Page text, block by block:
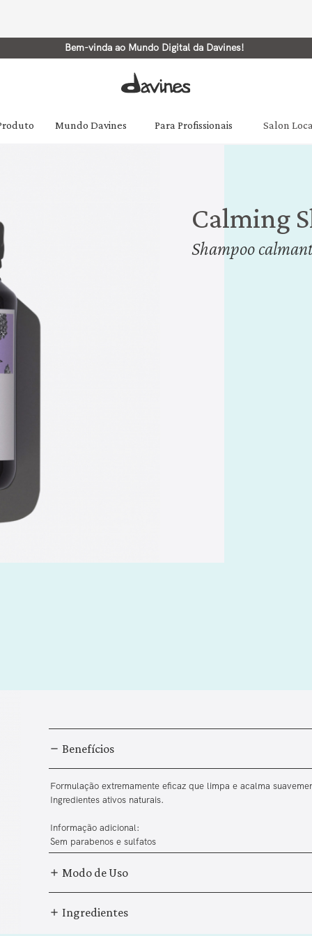
Bem-vinda ao Mundo Digital da Davines!
Mundo Davines Para Profissionais Salon
Calming
Shampoo
Benefícios
Formulação extremamente eficaz que limpa e acalma
Ingredientes ativos naturais.
Informação adicional:
Sem parabenos e sulfatos
Modo de Uso
Ingredientes